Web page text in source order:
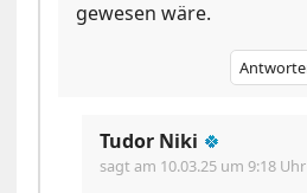
gewesen wäre.
Tudor Niki 🍀
sagt am 10.03.25 um 9:18